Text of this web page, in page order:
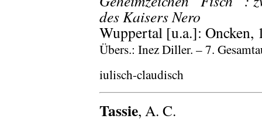
des Kaisers Nero
Wuppertal [u.a.]: Oncken,
Übers.: Inez Diller. – 7.
iulisch-claudisch
Tassie, A. C.